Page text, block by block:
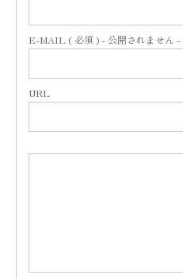
E-MAIL ( 必須 ) - 公開されません -
URL